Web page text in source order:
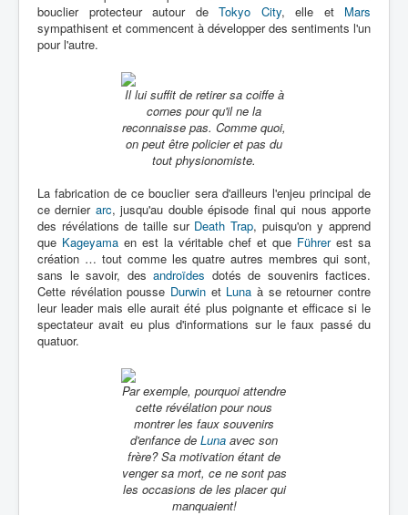
bouclier protecteur autour de Tokyo City, elle et Mars
sympathisent et commencent à développer des sentiments l'un
pour l'autre.
Il lui suffit de retirer sa coiffe à
cornes pour qu'il ne la
reconnaisse pas. Comme quoi,
on peut être policier et pas du
tout physionomiste.
La fabrication de ce bouclier sera d'ailleurs l'enjeu principal de
ce dernier arc, jusqu'au double épisode final qui nous apporte
des révélations de taille sur Death Trap, puisqu'on y apprend
que Kageyama en est la véritable chef et que Führerest sa
création … tout comme les quatre autres membres qui sont,
sans le savoir, des androïdes dotés de souvenirs factices.
Cette révélation pousse Durwin et Luna à se retourner contre
leur leader mais elle aurait été plus poignante et efficace si le
spectateur avait eu plus d'informations sur le faux passé du
quatuor.
Par exemple, pourquoi attendre
cette révélation pour nous
montrer les faux souvenirs
d'enfance de Luna avec son
frère? Sa motivation étant de
venger sa mort, ce ne sont pas
les occasions de les placer qui
manquaient!